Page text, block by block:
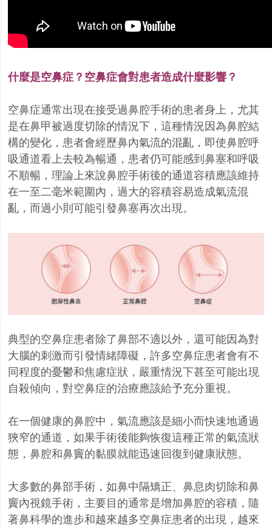
什麼是空鼻症？空鼻症會對患者造成什麼影響？
空鼻症通常出現在接受過鼻腔手術的患者身上，尤其
是在鼻甲被過度切除的情況下，這種情況因為鼻腔結
構的變化，患者會經歷鼻內氣流的混亂，即使鼻腔呼
吸通道看上去較為暢通，患者仍可能感到鼻塞和呼吸
不順暢，理論上來說鼻腔手術後的通道容積應該維持
在一至二毫米範圍內，過大的容積容易造成氣流混
亂，而過小則可能引發鼻塞再次出現。
典型的空鼻症患者除了鼻部不適以外，還可能因為對
大腦的刺激而引發情緒障礙，許多空鼻症患者會有不
同程度的憂鬱和焦慮症狀，嚴重情況下甚至可能出現
自殺傾向，對空鼻症的治療應該給予充分重視。
在一個健康的鼻腔中，氣流應該是細小而快速地通過
狹窄的通道，如果手術後能夠恢復這種正常的氣流狀
態，鼻腔和鼻竇的黏膜就能迅速回復到健康狀態。
大多數的鼻部手術，如鼻中隔矯正、鼻息肉切除和鼻
竇內視鏡手術，主要目的通常是增加鼻腔的容積，隨
著鼻科學的進步和越來越多空鼻症患者的出現，越來